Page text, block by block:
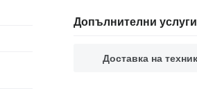
Допълнителни услуги
Доставка на